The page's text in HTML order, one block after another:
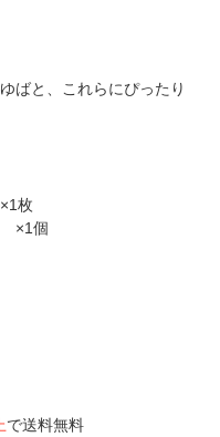
ばと、これらにぴったり
枚
×1個
で送料無料